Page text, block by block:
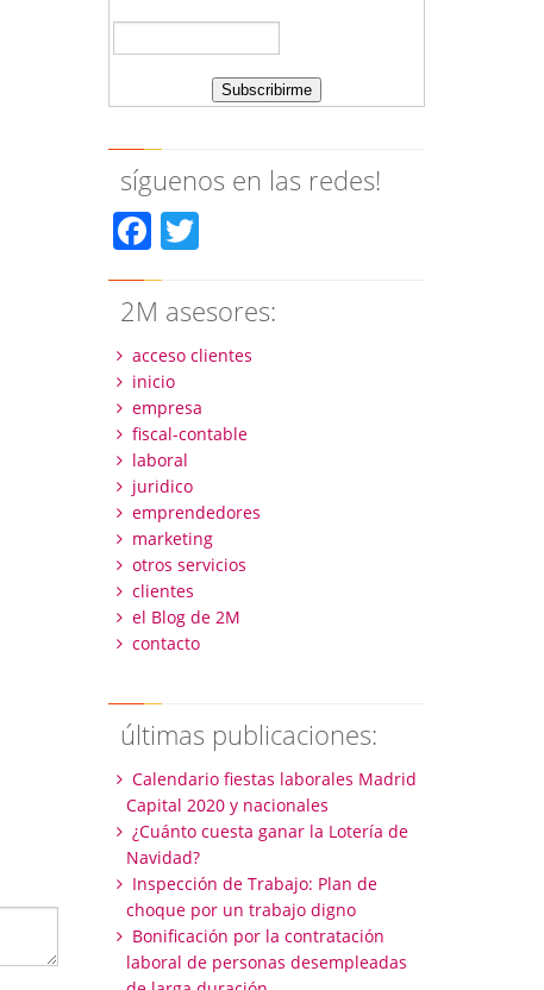
síguenos en las redes!
Facebook
Twitter
2M asesores:
acceso clientes
inicio
empresa
fiscal-contable
laboral
juridico
emprendedores
marketing
otros servicios
clientes
el Blog de 2M
contacto
últimas publicaciones:
Calendario fiestas laborales Madrid
Capital 2020 y nacionales
¿Cuánto cuesta ganar la Lotería de
Navidad?
Inspección de Trabajo: Plan de
choque por un trabajo digno
Bonificación por la contratación
laboral de personas desempleadas